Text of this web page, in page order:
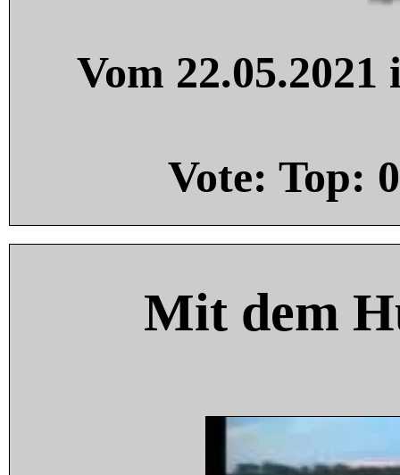
Vom
Vote: Top: 0
Mit dem